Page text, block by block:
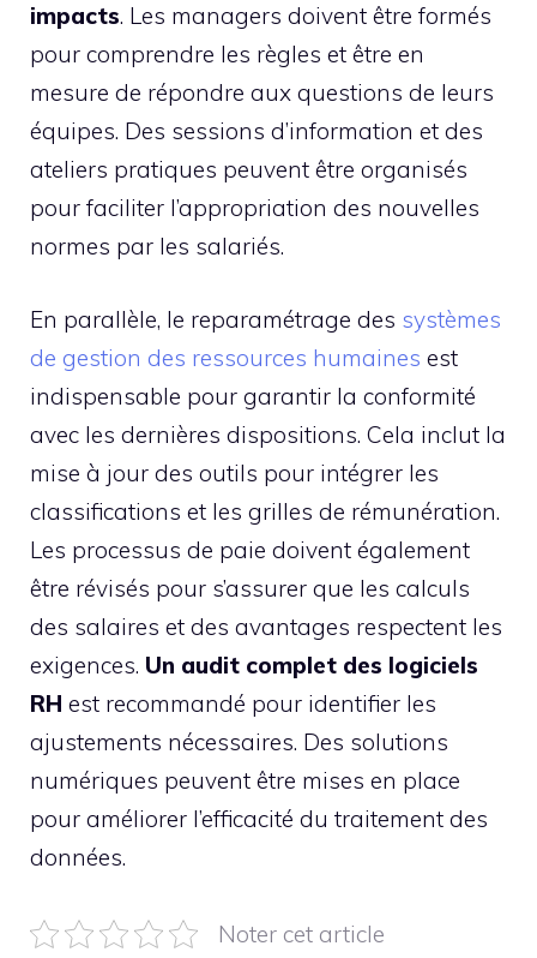
impacts. Les managers doivent être formés
pour comprendre les règles et être en
mesure de répondre aux questions de leurs
équipes. Des sessions d’information et des
ateliers pratiques peuvent être organisés
pour faciliter l’appropriation des nouvelles
normes par les salariés.
En parallèle, le reparamétrage des systèmes
de gestion des ressources humaines est
indispensable pour garantir la conformité
avec les dernières dispositions. Cela inclut la
mise à jour des outils pour intégrer les
classifications et les grilles de rémunération.
Les processus de paie doivent également
être révisés pour s’assurer que les calculs
des salaires et des avantages respectent les
exigences. Un audit complet des logiciels
RH est recommandé pour identifier les
ajustements nécessaires. Des solutions
numériques peuvent être mises en place
pour améliorer l’efficacité du traitement des
données.
Noter cet article